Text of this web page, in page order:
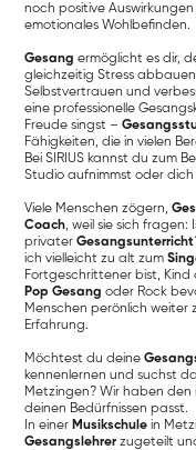
noch positive
emotionales Wohlbefinden.
Gesang ermöglicht es dir,
gleichzeitig Stress
Selbstvertrauen und
eine professionelle
Freude singst –
Fähigkeiten, die in vielen
Bei SIRIUS kannst du zum
Studio aufnimmst oder
Viele Menschen zögern,
Coach, weil sie sich fragen:
privaterGesangsunterricht
ich vielleicht zu alt zum
Fortgeschrittener bist, Kind
Pop Gesang oder Rock
Menschen perönlich weiter
Erfahrung.
Möchtest du deine
kennenlernen und suchst
Metzingen? Wir haben
deinen Bedürfnissen passt.
In einer Musikschule in
Gesangslehrer zugeteilt